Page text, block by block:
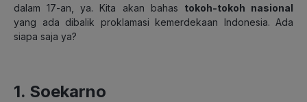
dalam 17-an, ya. Kita akan bahas tokoh-tokoh nasional
yang ada dibalik proklamasi kemerdekaan Indonesia. Ada
siapa saja ya?
1. Soekarno